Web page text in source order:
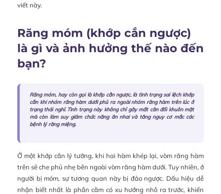
viết này.
Răng móm (khớp cắn ngược)
là gì và ảnh hưởng thế nào đến
bạn?
Răng móm, hay còn gọi là khớp cắn ngược, là tình trạng sai lệch khớp
cắn khi nhóm răng hàm dưới phủ ra ngoài nhóm răng hàm trên lúc ở
trạng thái nghỉ. Tình trạng này không chỉ gây mất cân đối khuôn mặt
mà còn làm suy giảm chức năng ăn nhai và tăng nguy cơ mắc các
bệnh lý răng miệng.
Ở một khớp cắn lý tưởng, khi hai hàm khép lại, vòm răng hàm
trên sẽ che phủ nhẹ bên ngoài vòm răng hàm dưới. Tuy nhiên, ở
người bị móm, sự tương quan này bị đảo ngược. Dấu hiệu dễ
nhận biết nhất là phần cằm có xu hướng nhô ra trước, khiến